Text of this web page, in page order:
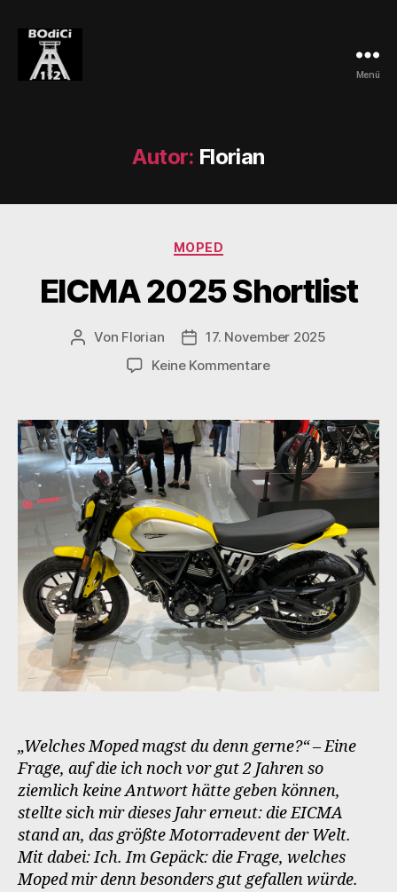
Menü
Autor: Florian
Kategorien
MOPED
EICMA 2025 Shortlist
Beitragsautor
Von Florian Veröffentlichungsdatum
17. November 2025
Keine Kommentarezu
Shortlist
„Welches Moped magst du denn gerne?“ – Eine
Frage, auf die ich noch vor gut 2 Jahren so
ziemlich keine Antwort hätte geben können,
stellte sich mir dieses Jahr erneut: die EICMA
stand an, das größte Motorradevent der Welt.
Mit dabei: Ich. Im Gepäck: die Frage, welches
Moped mir denn besonders gut gefallen würde.